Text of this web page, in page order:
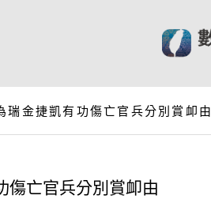
瑞金捷凱有功傷亡官兵分別賞卹由
傷亡官兵分別賞卹由